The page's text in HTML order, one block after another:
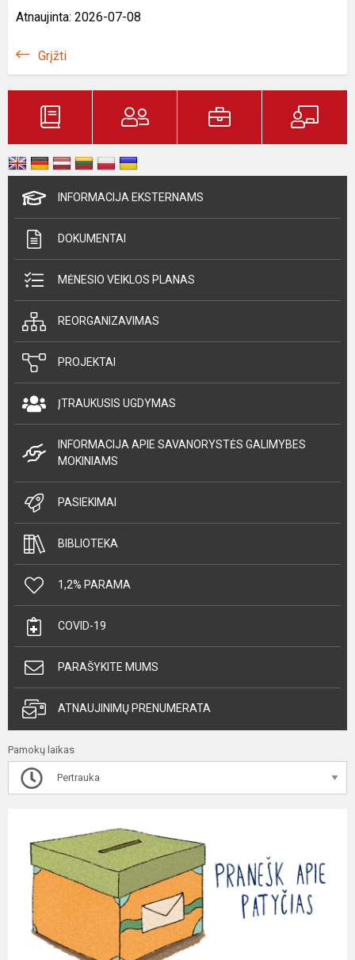
Atnaujinta: 2026-07-08
Grįžti
INFORMACIJA EKSTERNAMS
DOKUMENTAI
MĖNESIO VEIKLOS PLANAS
REORGANIZAVIMAS
PROJEKTAI
ĮTRAUKUSIS UGDYMAS
INFORMACIJA APIE SAVANORYSTĖS GALIMYBES
MOKINIAMS
PASIEKIMAI
BIBLIOTEKA
1,2% PARAMA
COVID-19
PARAŠYKITE MUMS
ATNAUJINIMŲ PRENUMERATA
Pamokų laikas
Pertrauka